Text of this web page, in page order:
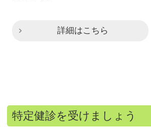
詳細はこちら
特定健診を受けましょう